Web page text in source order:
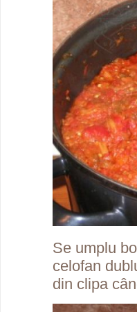
Se umplu
celofan
din clipa